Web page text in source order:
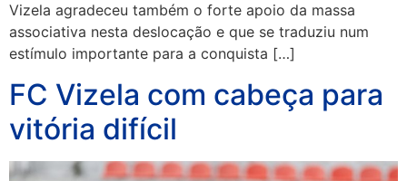
Vizela agradeceu também o forte apoio da massa
associativa nesta deslocação e que se traduziu num
estímulo importante para a conquista […]
FC Vizela com cabeça para
vitória difícil